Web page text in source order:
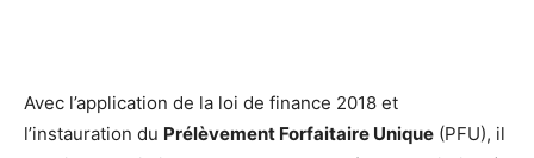
Avec l’application de la loi de finance 2018 et
l’instauration du Prélèvement Forfaitaire Unique (PFU), il